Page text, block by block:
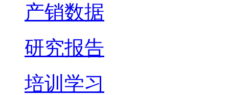
产销数据
研究报告
培训学习